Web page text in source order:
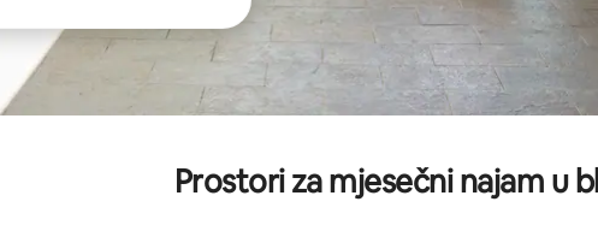
Prostori za mjesečni najam u